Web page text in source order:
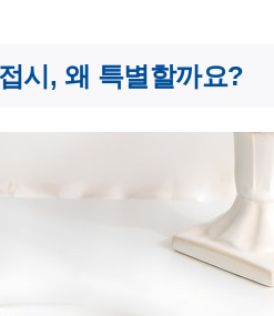
시, 왜 특별할까요?